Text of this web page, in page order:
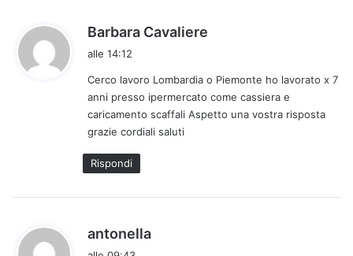
Barbara Cavaliere
e
t
t
alle 14:12
Cerco lavoro Lombardia o Piemonte ho lavorato x 7
anni presso ipermercato come cassiera e
caricamento scaffali Aspetto una vostra risposta
grazie cordiali saluti
Rispondi
antonella